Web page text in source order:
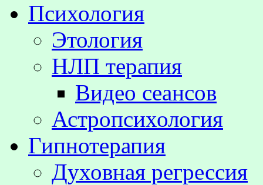
Психология
Этология
НЛП терапия
Видео сеансов
Астропсихология
Гипнотерапия
Духовная регрессия